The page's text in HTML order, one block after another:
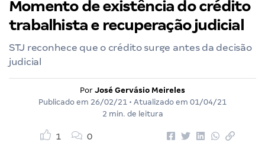
Momento de existência do crédito
trabalhista e recuperação judicial
STJ reconhece que o crédito surge antes da decisão
judicial
Por José Gervásio Meireles
Publicado em 26/02/21 • Atualizado em 01/04/21
2 min. de leitura
1 0